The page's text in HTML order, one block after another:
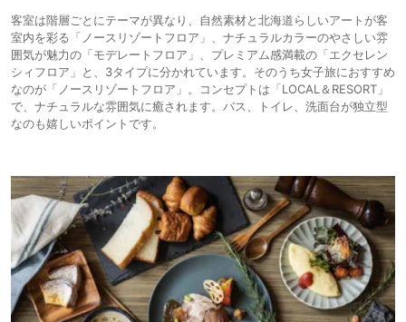
客室は階層ごとにテーマが異なり、自然素材と北海道らしいアートが客
室内を彩る「ノースリゾートフロア」、ナチュラルカラーのやさしい雰
囲気が魅力の「モデレートフロア」、プレミアム感満載の「エクセレン
シィフロア」と、3タイプに分かれています。そのうち女子旅におすすめ
なのが「ノースリゾートフロア」。コンセプトは「LOCAL＆RESORT」
で、ナチュラルな雰囲気に癒されます。バス、トイレ、洗面台が独立型
なのも嬉しいポイントです。